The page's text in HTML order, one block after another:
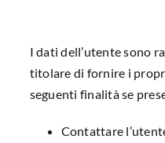
I dati dell’utente sono
titolare di fornire i
seguenti finalità se
Contattare